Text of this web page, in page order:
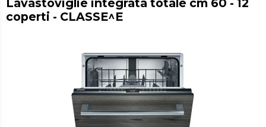
AUDIO
OUTLET
Lavastoviglie integrata totale cm 60 - 12
coperti - CLASSE^E